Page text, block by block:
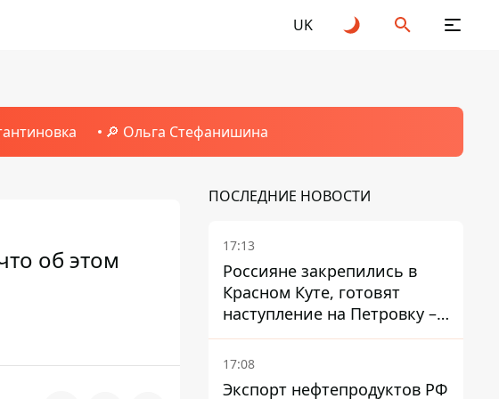
UK
🔎 Ольга Стефанишина
об этом
ПОСЛЕДНИЕ НОВОСТИ
17:13
Россияне закрепились в
Красном Куте, готовят
наступление на Петровку –
на Дружковском
направлении есть угроза
обхода позиций ВСУ
17:08
Экспорт нефтепродуктов РФ